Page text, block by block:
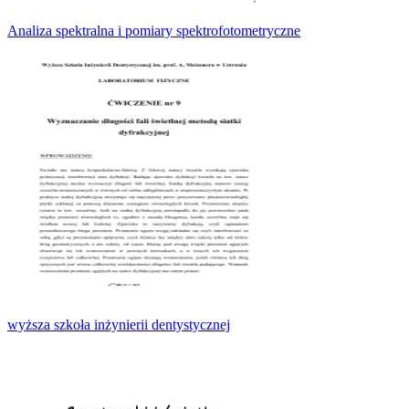
Analiza spektralna i pomiary spektrofotometryczne
wyższa szkoła inżynierii dentystycznej